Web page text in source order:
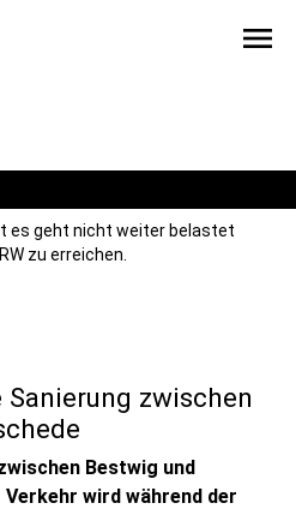
menu
es geht nicht weiter belastet
zu erreichen.
zwischen
Bestwig und
wird während der